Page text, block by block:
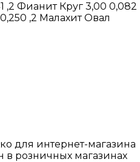
,2 Фианит Круг 3,00 0,082
,2 Малахит Овал
для интернет-магазина
в розничных магазинах